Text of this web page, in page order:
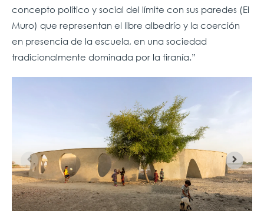
concepto político y social del límite con sus paredes (El
Muro) que representan el libre albedrío y la coerción
en presencia de la escuela, en una sociedad
tradicionalmente dominada por la tiranía.”